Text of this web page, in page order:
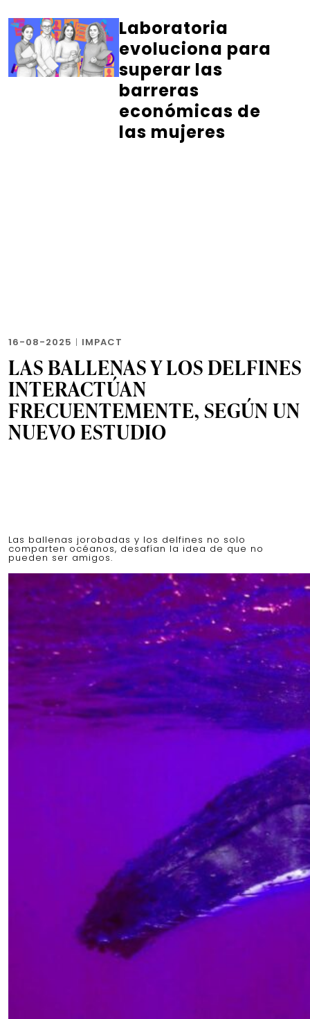
Laboratoria
evoluciona para
superar las
barreras
económicas de
las mujeres
16-08-2025 | IMPACT
LAS BALLENAS Y LOS DELFINES
INTERACTÚAN
FRECUENTEMENTE, SEGÚN UN
NUEVO ESTUDIO
Las ballenas jorobadas y los delfines no solo
comparten océanos, desafían la idea de que no
pueden ser amigos.